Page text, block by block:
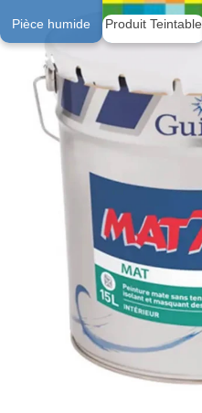
Pièce humide Produit Teintable